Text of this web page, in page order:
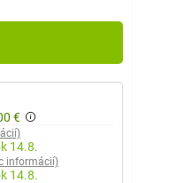
€
14.8.
informácií)
14.8.